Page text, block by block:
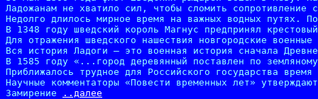
Ладожанам не хватило сил, чтобы сломить
Недолго длилось мирное время на важных водных путях.
В 1348 году шведский король Магнус предпринял
Для отражения шведского нашествия новгородские
Вся история Ладоги — это военная история сначала
В 1585 году «...город деревянный поставлен по
Приближалось трудное для Российского государства
Научные комментаторы «Повести временных лет»
Замирение
..далее